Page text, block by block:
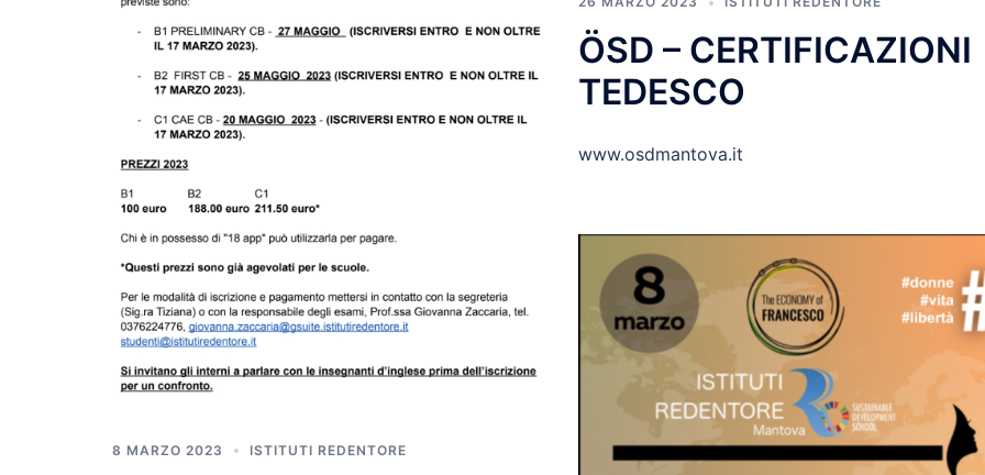
ÖSD – CERTIFICAZIONI
TEDESCO
www.osdmantova.it
8 MARZO 2023 ISTITUTI REDENTORE